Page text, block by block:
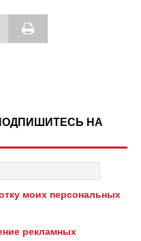
НА
моих персональных
рекламных